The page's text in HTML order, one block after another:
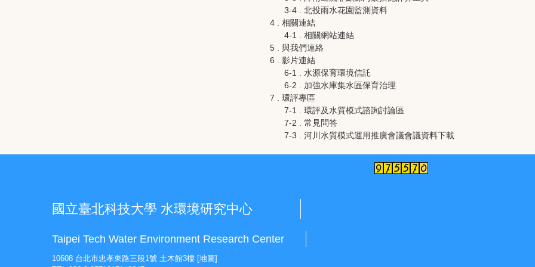
3-4 . 北投雨水花園監測資料
4 . 相關連結
4-1 . 相關網站連結
5 . 與我們連絡
6 . 影片連結
6-1 . 水源保育環境信託
6-2 . 加強水庫集水區保育治理
7 . 環評專區
7-1 . 環評及水質模式諮詢討論區
7-2 . 常見問答
7-3 . 河川水質模式運用推廣會議會議資料下載
國立臺北科技大學 水環境研究中心
Taipei Tech Water Environment Research Center
10608 台北市忠孝東路三段1號 土木館3樓 [地圖]